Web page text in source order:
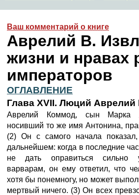
Ваш комментарий о книге
Аврелий В.
жизни и нравах
императоров
ОГЛАВЛЕНИЕ
Глава XVII. Люций
Аврелий Коммод, сын Марка
носивший то же имя Антонина,
(2) Он с самого начала
дальнейшем: когда в последние
не дать оправиться сильно
варварам, он ему ответил, что
хотя бы понемногу, но может
мертвый ничего. (3) Он всех